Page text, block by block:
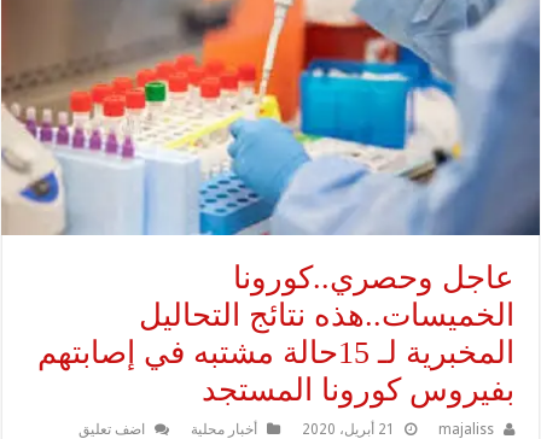
عاجل وحصري..كورونا
الخميسات..هذه نتائج التحاليل
المخبرية لـ 15حالة مشتبه في إصابتهم
بفيروس كورونا المستجد
majaliss 21 أبريل، 2020 أخبار محلية اضف تعليق